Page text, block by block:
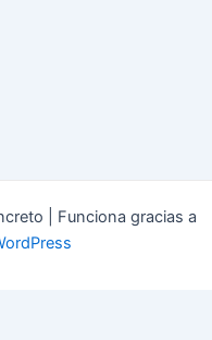
| Funciona gracias a